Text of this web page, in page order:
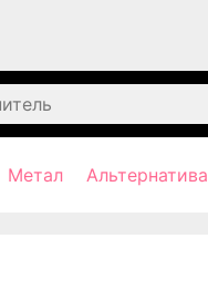
Метал Альтернатива